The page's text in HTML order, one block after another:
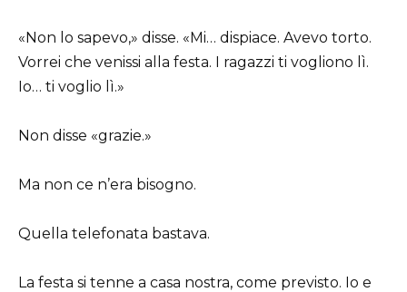
«Non lo sapevo,» disse. «Mi… dispiace. Avevo torto.
Vorrei che venissi alla festa. I ragazzi ti vogliono lì.
Io… ti voglio lì.»
Non disse «grazie.»
Ma non ce n’era bisogno.
Quella telefonata bastava.
La festa si tenne a casa nostra, come previsto. Io e